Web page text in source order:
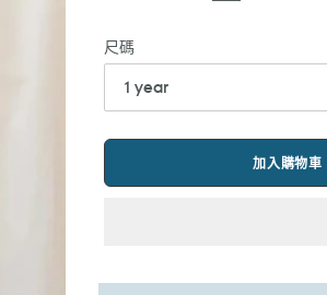
尺碼
加入購物車